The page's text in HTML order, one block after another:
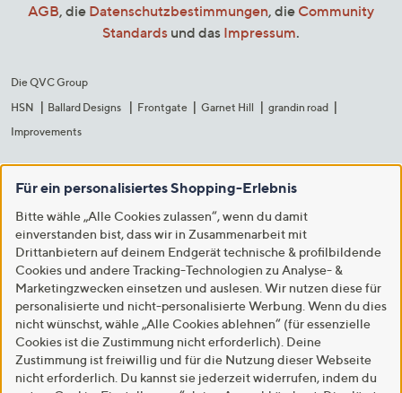
AGB, die Datenschutzbestimmungen, die Community
Standards und das Impressum.
Die QVC Group
HSN
Ballard Designs Frontgate Garnet Hill
grandin road
Improvements
Für ein personalisiertes Shopping-Erlebnis
Bitte wähle „Alle Cookies zulassen“, wenn du damit
einverstanden bist, dass wir in Zusammenarbeit mit
Drittanbietern auf deinem Endgerät technische & profilbildende
Cookies und andere Tracking-Technologien zu Analyse- &
Marketingzwecken einsetzen und auslesen. Wir nutzen diese für
personalisierte und nicht-personalisierte Werbung. Wenn du dies
nicht wünschst, wähle „Alle Cookies ablehnen“ (für essenzielle
Cookies ist die Zustimmung nicht erforderlich). Deine
Zustimmung ist freiwillig und für die Nutzung dieser Webseite
nicht erforderlich. Du kannst sie jederzeit widerrufen, indem du